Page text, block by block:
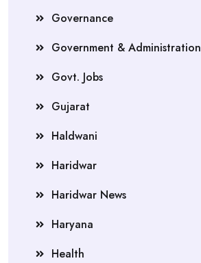
Governance
Government & Administration
Govt. Jobs
Gujarat
Haldwani
Haridwar
Haridwar News
Haryana
Health